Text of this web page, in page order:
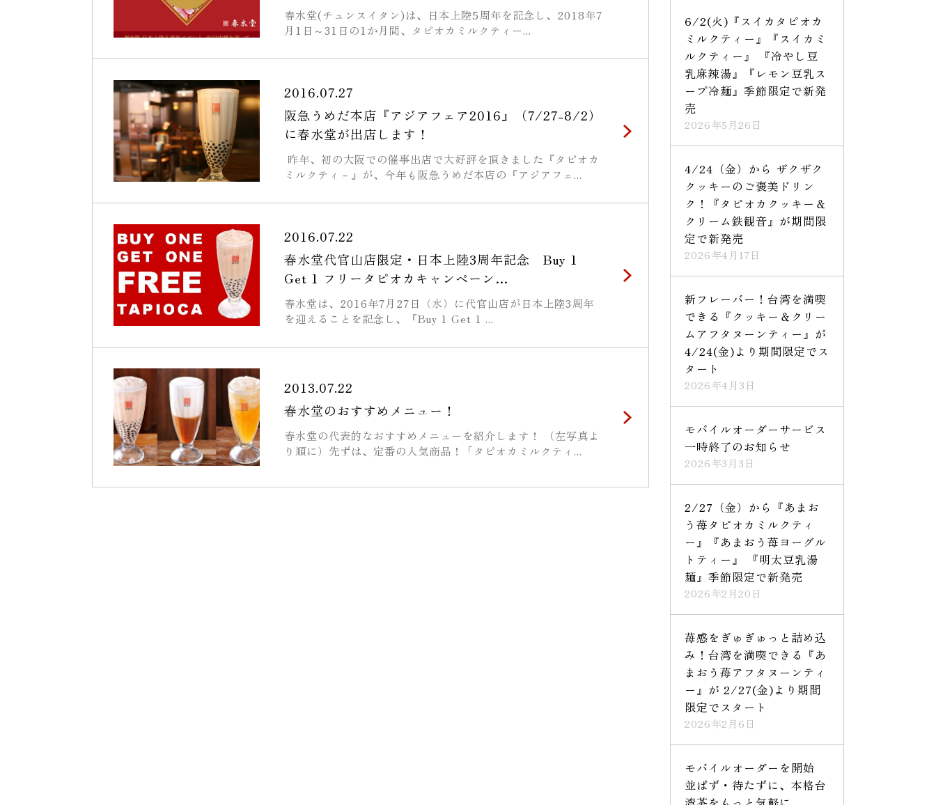
春水堂(チュンスイタン)は、日本上陸5周年を記念し、2018年7
月1日～31日の1か月間、タピオカミルクティー...
2016.07.27
阪急うめだ本店『アジアフェア2016』（7/27-8/2）
に春水堂が出店します！
昨年、初の大阪での催事出店で大好評を頂きました『タピオカ
ミルクティ－』が、今年も阪急うめだ本店の『アジアフェ...
2016.07.22
春水堂代官山店限定・日本上陸3周年記念 Buy 1
Get 1 フリータピオカキャンペーン…
春水堂は、2016年7月27日（水）に代官山店が日本上陸3周年
を迎えることを記念し、『Buy 1 Get 1 ...
2013.07.22
春水堂のおすすめメニュー！
春水堂の代表的なおすすめメニューを紹介します！ （左写真よ
り順に）先ずは、定番の人気商品！「タピオカミルクティ...
6/2(火)『スイカタピオカ
ミルクティー』『スイカミ
ルクティー』 『冷やし豆
乳麻辣湯』『レモン豆乳ス
ープ冷麺』季節限定で新発
売
2026年5月26日
4/24（金）から ザクザク
クッキーのご褒美ドリン
ク！『タピオカクッキー＆
クリーム鉄観音』が期間限
定で新発売
2026年4月17日
新フレーバー！台湾を満喫
できる『クッキー＆クリー
ムアフタヌーンティー』が
4/24(金)より期間限定でス
タート
2026年4月3日
モバイルオーダーサービス
一時終了のお知らせ
2026年3月3日
2/27（金）から『あまお
う苺タピオカミルクティ
ー』『あまおう苺ヨーグル
トティー』 『明太豆乳湯
麺』季節限定で新発売
2026年2月20日
苺感をぎゅぎゅっと詰め込
み！台湾を満喫できる『あ
まおう苺アフタヌーンティ
ー』が 2/27(金)より期間
限定でスタート
2026年2月6日
モバイルオーダーを開始
並ばず・待たずに、本格台